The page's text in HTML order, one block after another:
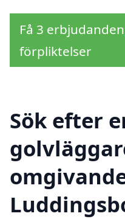
Få 3
förpliktelser
Sök efter